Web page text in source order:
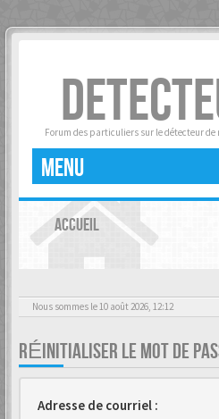
Forum des particuliers sur le détecteur
MENU
ACCUEIL
Nous sommes le 10 août 2026, 12:12
RÉINITIALISER LE MOT DE
Adresse de courriel :